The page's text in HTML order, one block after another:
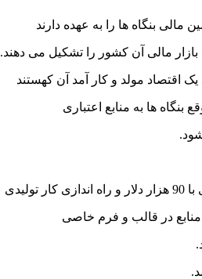
بنگاه ها را به عهده دارند
مالی آن کشور را تشکیل می دهند.
اقتصاد مولد و کار آمد آن کهستند
بنگاه ها به منابع اعتباری